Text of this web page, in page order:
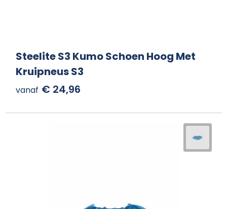
Steelite S3 Kumo Schoen Hoog Met
Kruipneus S3
vanaf € 24,96